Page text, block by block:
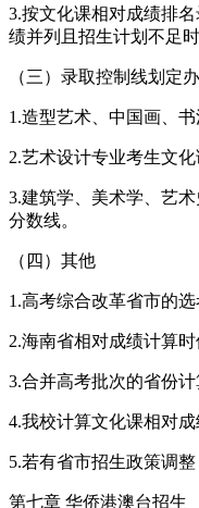
3.按文化课相对成绩排
绩并列且招生计划不足
（三）录取控制线划定
1.造型艺术、中国画、
2.艺术设计专业考生文化
3.建筑学、美术学、艺
分数线。
（四）其他
1.高考综合改革省市的
2.海南省相对成绩计算时
3.合并高考批次的省份
4.我校计算文化课相对成
5.若有省市招生政策调
第七章 华侨港澳台招生